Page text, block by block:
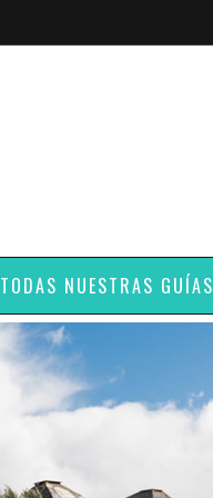
TODAS NUESTRAS GUÍAS